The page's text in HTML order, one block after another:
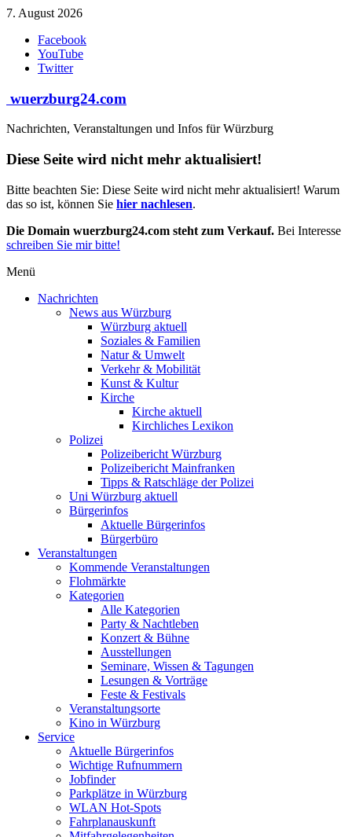
Zum
springen
7. August 2026
Facebook
YouTube
Twitter
wuerzburg24.com
Nachrichten, Veranstaltungen und Infos für Würzburg
Diese Seite wird nicht mehr aktualisiert!
Bitte beachten Sie: Diese Seite wird nicht mehr aktualisiert! Warum
das so ist, können Sie hier nachlesen.
Die Domain wuerzburg24.com steht zum Verkauf. Bei Interesse
schreiben Sie mir bitte!
Menü
Nachrichten
News aus Würzburg
Würzburg aktuell
Soziales & Familien
Natur & Umwelt
Verkehr & Mobilität
Kunst & Kultur
Kirche
Kirche aktuell
Kirchliches Lexikon
Polizei
Polizeibericht Würzburg
Polizeibericht Mainfranken
Tipps & Ratschläge der Polizei
Uni Würzburg aktuell
Bürgerinfos
Aktuelle Bürgerinfos
Bürgerbüro
Veranstaltungen
Kommende Veranstaltungen
Flohmärkte
Kategorien
Alle Kategorien
Party & Nachtleben
Konzert & Bühne
Ausstellungen
Seminare, Wissen & Tagungen
Lesungen & Vorträge
Feste & Festivals
Veranstaltungsorte
Kino in Würzburg
Service
Aktuelle Bürgerinfos
Wichtige Rufnummern
Jobfinder
Parkplätze in Würzburg
WLAN Hot-Spots
Fahrplanauskunft